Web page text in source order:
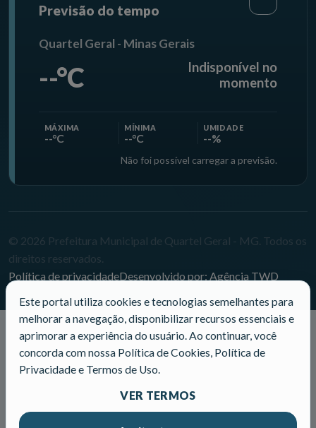
Previsão do tempo
Quartel Geral - Minas Gerais
--°C
Indisponível no
momento
MÁXIMA
--°C
MÍNIMA
--°C
UMIDADE
--%
Não foi possível carregar a previsão.
© 2026 Prefeitura Municipal de Quartel Geral - MG. Todos os
direitos reservados.
Política de privacidadeDesenvolvido por: Agência TWD
Este portal utiliza cookies e tecnologias semelhantes para
melhorar a navegação, disponibilizar recursos essenciais e
aprimorar a experiência do usuário. Ao continuar, você
concorda com nossa Política de Cookies, Política de
Privacidade e Termos de Uso.
VER TERMOS